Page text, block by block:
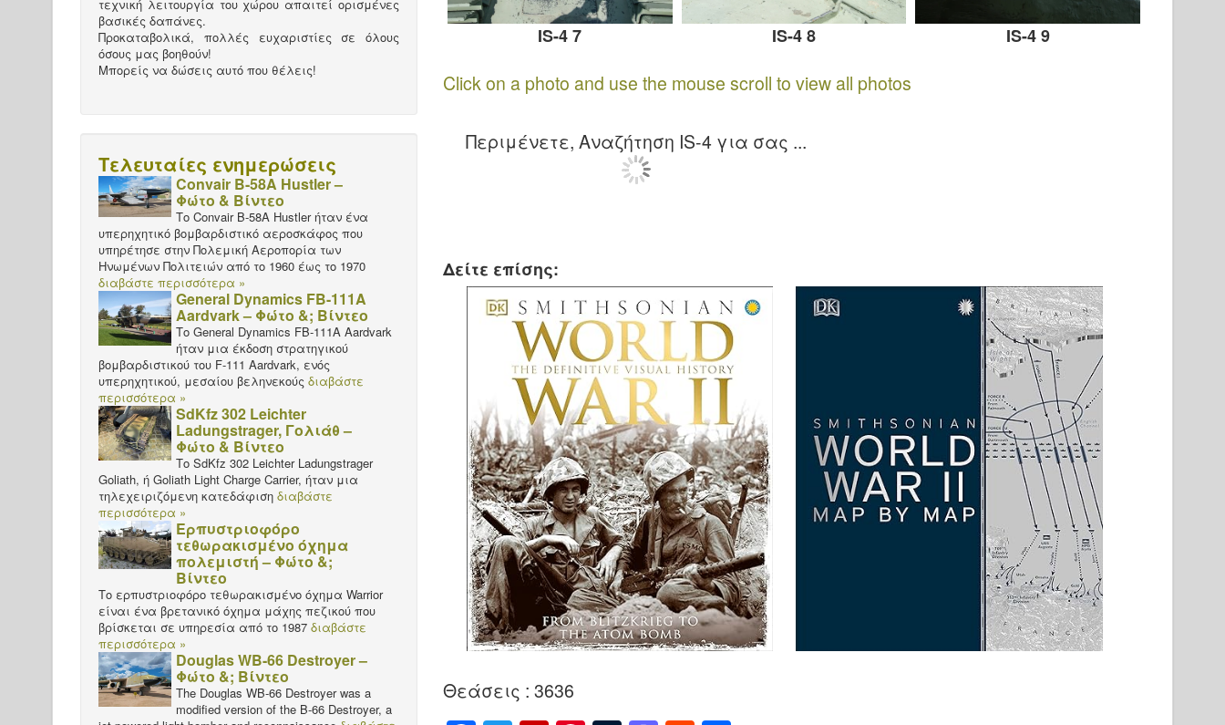
IS-4 7 IS-4 8 IS-4 9
Click on a photo and use the mouse scroll to view all photos
Περιμένετε, Αναζήτηση IS-4 για σας ...
Δείτε επίσης:
Θεάσεις : 3636
τεχνική λειτουργία του χώρου απαιτεί ορισμένες
βασικές δαπάνες.
Προκαταβολικά, πολλές ευχαριστίες σε όλους
όσους μας βοηθούν!
Μπορείς να δώσεις αυτό που θέλεις!
Τελευταίες ενημερώσεις
Convair B-58A Hustler –
Φώτο & Βίντεο
Το Convair B-58A Hustler ήταν ένα
υπερηχητικό βομβαρδιστικό αεροσκάφος που
υπηρέτησε στην Πολεμική Αεροπορία των
Ηνωμένων Πολιτειών από το 1960 έως το 1970
διαβάστε περισσότερα »
General Dynamics FB-111A
Aardvark – Φώτο &; Βίντεο
Το General Dynamics FB-111A Aardvark
ήταν μια έκδοση στρατηγικού
βομβαρδιστικού του F-111 Aardvark, ενός
υπερηχητικού, μεσαίου βεληνεκούς διαβάστε
περισσότερα »
SdKfz 302 Leichter
Ladungstrager, Γολιάθ –
Φώτο & Βίντεο
Το SdKfz 302 Leichter Ladungstrager
Goliath, ή Goliath Light Charge Carrier, ήταν μια
τηλεχειριζόμενη κατεδάφιση διαβάστε
περισσότερα »
Ερπυστριοφόρο
τεθωρακισμένο όχημα
πολεμιστή – Φώτο &;
Βίντεο
Το ερπυστριοφόρο τεθωρακισμένο όχημα Warrior
είναι ένα βρετανικό όχημα μάχης πεζικού που
βρίσκεται σε υπηρεσία από το 1987 διαβάστε
περισσότερα »
Douglas WB-66 Destroyer –
Φώτο &; Βίντεο
The Douglas WB-66 Destroyer was a
modified version of the B-66 Destroyer, a